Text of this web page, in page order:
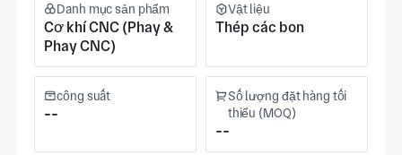
Danh mục sản phẩm
Cơ khí CNC (Phay &
Phay CNC)
Vật liệu
Thép các bon
công suất
--
Số lượng đặt hàng tối
thiểu (MOQ)
--